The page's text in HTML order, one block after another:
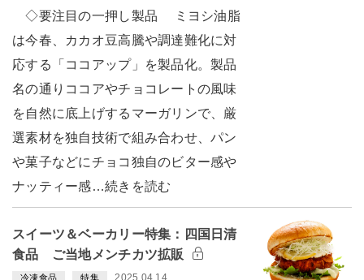
◇要注目の一押し製品 ミヨシ油脂
は今春、カカオ豆高騰や調達難化に対
応する「ココアップ」を製品化。製品
名の通りココアやチョコレートの風味
を自然に底上げするマーガリンで、厳
選素材を独自技術で組み合わせ、パン
や菓子などにチョコ独自のビター感や
ナッティー感…続きを読む
スイーツ＆ベーカリー特集：四国日清
食品 ご当地メンチカツ拡販
冷凍食品 特集 2025.04.14